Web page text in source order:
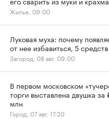
Жилье, 09:00
Луковая муха: почему
от нее избавиться, 5 средств
Загород, 08 авг, 09:00
В первом московском
торги выставлена двушка за
млн
Город, 07 авг, 17:20